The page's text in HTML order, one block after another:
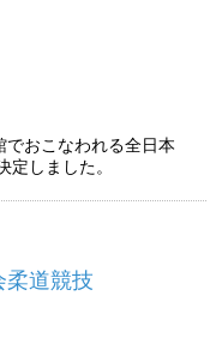
おこなわれる全日本
定しました。
柔道競技